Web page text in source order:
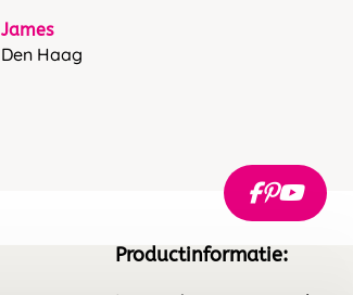
James
Den Haag
Productinformatie: